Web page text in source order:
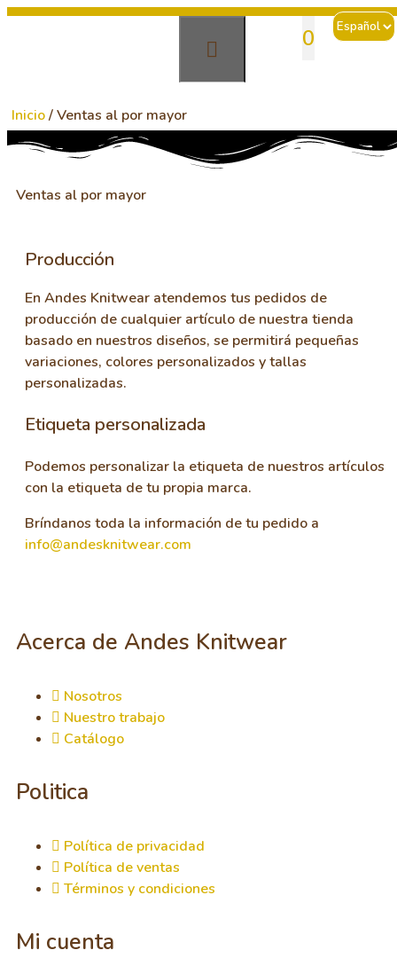
0
Inicio/ Ventas al por mayor
Ventas al por mayor
Producción
En Andes Knitwear atendemos tus pedidos de
producción de cualquier artículo de nuestra tienda
basado en nuestros diseños, se permitirá pequeñas
variaciones, colores personalizados y tallas
personalizadas.
Etiqueta personalizada
Podemos personalizar la etiqueta de nuestros artículos
con la etiqueta de tu propia marca.
Bríndanos toda la información de tu pedido a
info@andesknitwear.com
Acerca de Andes Knitwear
Nosotros
Nuestro trabajo
Catálogo
Politica
Política de privacidad
Política de ventas
Términos y condiciones
Mi cuenta